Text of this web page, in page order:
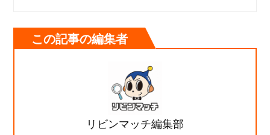
この記事の編集者
リビンマッチ編集部